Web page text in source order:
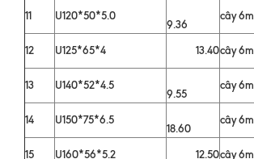
11 U120*50*5.0
9.36
cây 6m
12
U125*65*4 13.40cây 6m
13
U140*52*4.5
9.55
cây 6m
14
U150*75*6.5
18.60
cây 6m
15
U160*56*5.2 12.50cây 6m